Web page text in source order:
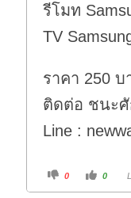
รีโมท
TV
ราคา 250 บ
ติดต่อ ชนะศั
Line :
C
i
0
C
i
0